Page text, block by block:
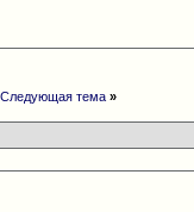
Следующая тема »